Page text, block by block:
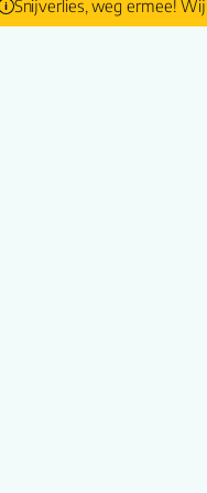
Snijverlies, weg ermee!